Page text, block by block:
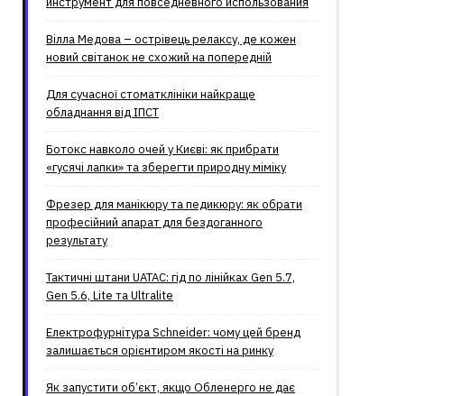
Вілла Медова – острівець релаксу, де кожен
новий світанок не схожий на попередній
Для сучасної стоматклініки найкраще
обладнання від ІПСТ
Ботокс навколо очей у Києві: як прибрати
«гусячі лапки» та зберегти природну міміку
Фрезер для манікюру та педикюру: як обрати
професійний апарат для бездоганного
результату
Тактичні штани UATAC: гід по лінійках Gen 5.7,
Gen 5.6, Lite та Ultralite
Електрофурнітура Schneider: чому цей бренд
залишається орієнтиром якості на ринку
Як запустити об’єкт, якщо Обленерго не дає